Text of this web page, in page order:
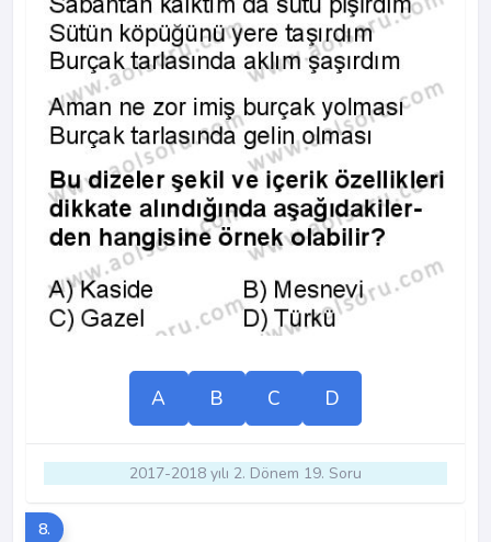
A B C D
2017-2018 yılı 2. Dönem 19. Soru
8.